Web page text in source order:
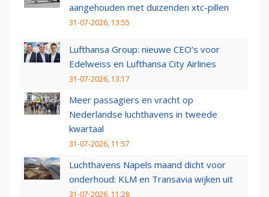
aangehouden met duizenden xtc-pillen
31-07-2026, 13:55
Lufthansa Group: nieuwe CEO’s voor
Edelweiss en Lufthansa City Airlines
31-07-2026, 13:17
Meer passagiers en vracht op
Nederlandse luchthavens in tweede
kwartaal
31-07-2026, 11:57
Luchthavens Napels maand dicht voor
onderhoud: KLM en Transavia wijken uit
31-07-2026, 11:28